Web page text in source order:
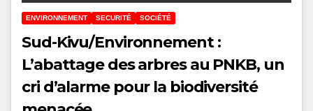
ENVIRONNEMENT SECURITÉ SOCIÉTÉ
Sud-Kivu/Environnement :
L’abattage des arbres au PNKB, un
cri d’alarme pour la biodiversité